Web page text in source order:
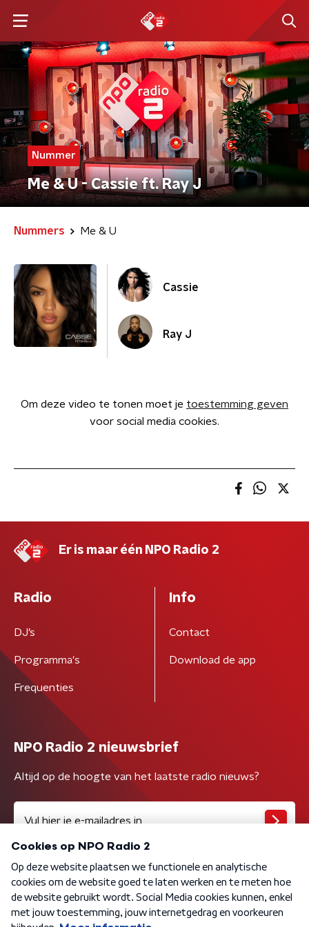
Nummer
Me & U - Cassie ft. Ray J
Nummers Me & U
Cassie
Ray J
Om deze video te tonen moet je toestemming geven
voor social media cookies.
Er is maar één NPO Radio 2
Radio
DJ’s
Programma's
Frequenties
Info
Contact
Download de app
NPO Radio 2 nieuwsbrief
Altijd op de hoogte van het laatste radio nieuws?
Algemene voorwaarden